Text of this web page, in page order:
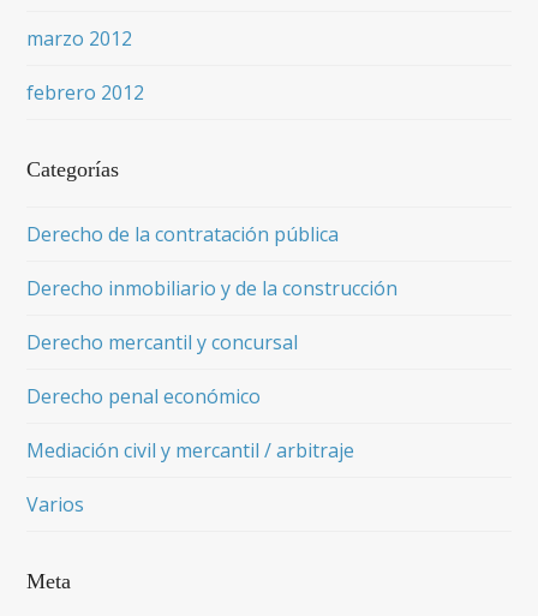
marzo 2012
febrero 2012
Categorías
Derecho de la contratación pública
Derecho inmobiliario y de la construcción
Derecho mercantil y concursal
Derecho penal económico
Mediación civil y mercantil / arbitraje
Varios
Meta